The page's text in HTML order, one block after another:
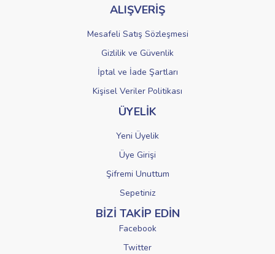
ALIŞVERİŞ
Mesafeli Satış Sözleşmesi
Gizlilik ve Güvenlik
İptal ve İade Şartları
Kişisel Veriler Politikası
ÜYELİK
Yeni Üyelik
Üye Girişi
Şifremi Unuttum
Sepetiniz
BİZİ TAKİP EDİN
Facebook
Twitter